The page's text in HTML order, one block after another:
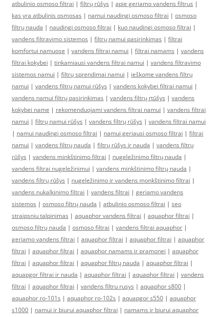
atbulinio osmoso filtrai | filtrų rūšys | apie geriamo vandens filtrus |
kas yra atbulinis osmosas | namui naudingi osmoso filtrai | osmoso
filtrų nauda | naudingi osmoso filtrai | kuo naudingi osmoso filtrai |
vandens filtravimo sistemos | filtrų namui pasirinkimas | filtrai
komfortui namuose | vandens filtrai namui | filtrai namams | vandens
filtrai kokybei | tinkamiausi vandens filtrai namui | vandens filtravimo
sistemos namui | filtrų sprendimai namui | ieškome vandens filtrų
namui | vandens filtrų namui rūšys | vandens kokybei filtrai namui |
vandens namui filtrų pasirinkimas | vandens filtrų rtūšys | vandens
kokybei name | rekomenduojami vandens filtrai namui | vandens filtrai
namui | filtrų namui rūšys | vandens filtrų rūšys | vandens filtrai namui
| namui naudingi osmoso filtrai | namui geriausi osmoso filtrai | filtrai
namui | vandens filtrų nauda | filtrų rūšys ir nauda | vandens filtrų
rūšys | vandens minkštinimo filtrai | nugeležinimo filtrų nauda |
vandens filtrai nugeležinimui | vandens minkštinimo filtrų nauda |
vandens filtrų rūšys | nugeležinimo ir vandens monkštinimo filtrai |
vandens nukalkinimo filtrai | vandens filtrai | geriamo vandens
sistemos | osmoso filtrų nauda | atbulinio osmoso filtrai | seo
straipsniu talpinimas | aquaphor vandens filtrai | aquaphor filtrai |
osmoso filtrų nauda | osmoso filtrai | vandens filtrai aquaphor |
geriamo vandens filtrai | aquaphor filtrai | aquaphor filtrai | aquaphor
filtrai | aquaphor filtrai | aquaphor namams ir pramonei | aquaphor
filtrai | aquaphor filtrai | aquaphor filtrų nauda | aquaphor filtrai |
aquapgor filtrai ir nauda | aquaphor filtrai | aquaphor filtrai | vandens
filtrai | aquaphor filtrai | vandens filtru rusys | aquaphor s800 |
aquaphor ro-101s | aquaphor ro-102s | aquapgor s550 | aquaphor
s1000 | namui ir biurui aquaphor filtrai | namams ir biurui aquaphor